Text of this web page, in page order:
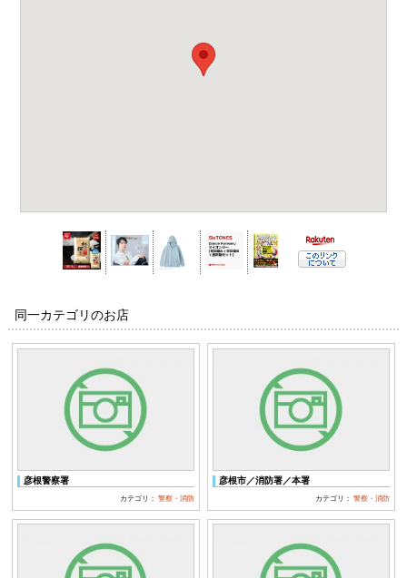
同一カテゴリのお店
彦根警察署
カテゴリ：警察・消防
彦根市／消防署／本署
カテゴリ：警察・消防